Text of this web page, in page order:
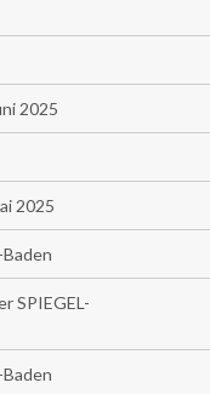
2025
2025
SPIEGEL-